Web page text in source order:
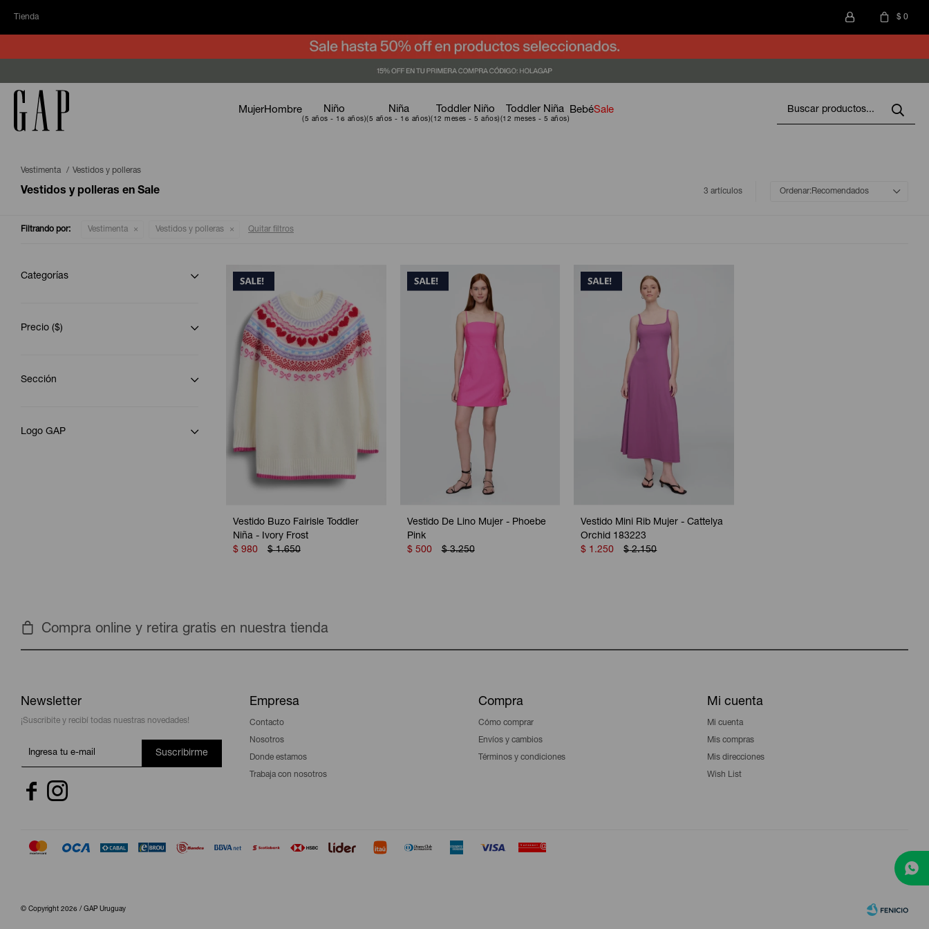
Tienda $ 0
MujerHombre Niño Niña Toddler Niño Toddler Niña BebéSale
Vestimenta Vestidos y polleras
Vestidos y polleras en Sale 3 artículos Recomendados
Filtrando por: Vestimenta Vestidos y polleras Quitar filtros
Vestido Buzo Fairisle Toddler
Niña - Ivory Frost
$ 980 $ 1.650
Vestido De Lino Mujer - Phoebe
Pink
$ 500 $ 3.250
Vestido Mini Rib Mujer - Cattelya
Orchid 183223
$ 1.250 $ 2.150
Categorías
Precio ($)
Sección
Logo GAP
Compra online y retira gratis en nuestra tienda
Newsletter
¡Suscribite y recibí todas nuestras novedades!
Suscribirme
 
Empresa
Contacto
Nosotros
Donde estamos
Trabaja con nosotros
Compra
Cómo comprar
Envíos y cambios
Términos y condiciones
Mi cuenta
Mi cuenta
Mis compras
Mis direcciones
Wish List
© Copyright 2026 / GAP Uruguay